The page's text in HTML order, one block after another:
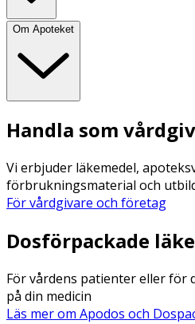
Om Apoteket
Handla som
Vi erbjuder läkemedel,
förbrukningsmaterial och
För vårdgivare och företag
Dosförpackade
För vårdens patienter eller för
på din medicin
Läs mer om Apodos och